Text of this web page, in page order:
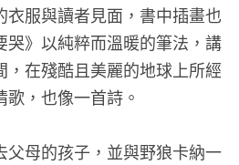
服與讀者見面，書中插畫也
哭》以純粹而溫暖的筆法，講
在殘酷且美麗的地球上所經
，也像一首詩。
父母的孩子，並與野狼卡納一